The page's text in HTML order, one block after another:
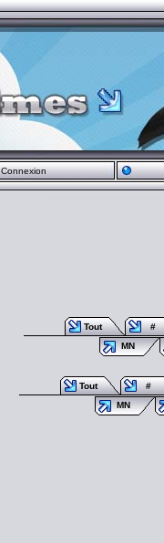
Connexion
Tout
#
MN
Tout
#
MN